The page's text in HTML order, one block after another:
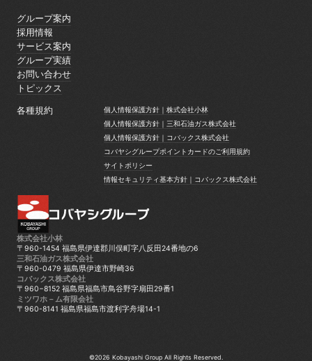
株式会社小林
〒960-1454 福島県伊達郡川俣町字八反田24番地の6
三和石油ガス株式会社
〒960-0479 福島県伊達市野崎36
コバックス株式会社
〒960−8152 福島県福島市鳥谷野字扇田29番1
ミツワホ－ム有限会社
〒960-8141 福島県福島市渡利字舟場14-1
グループ案内
グループ案内
採用情報
採用情報
サービス案内
サービス案内
グループ実績
グループ実績
お問い合わせ
お問い合わせ
トピックス
各種規約
個人情報保護方針｜株式会社小林
個人情報保護方針｜株式会社小林
個人情報保護方針｜三和石油ガス株式会社
個人情報保護方針｜三和石油ガス株式会社
個人情報保護方針｜コバックス株式会社
個人情報保護方針｜コバックス株式会社
コバヤシグループポイントカードのご利用規約
コバヤシグループポイントカードのご利用規約
サイトポリシー
サイトポリシー
情報セキュリティ基本方針｜コバックス株式会社
©2026 Kobayashi Group All Rights Reserved.